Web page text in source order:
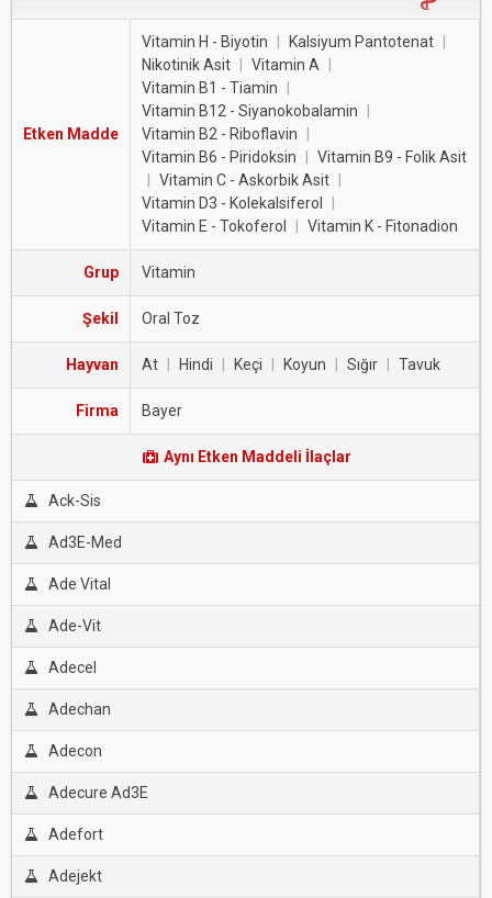
Etken Madde
Vitamin H - Biyotin Kalsiyum Pantotenat
Nikotinik Asit
Vitamin A
Vitamin B1 - Tiamin
Vitamin B12 - Siyanokobalamin
Vitamin B2 - Riboflavin
Vitamin B6 - Piridoksin
Vitamin B9 - Folik Asit
Vitamin C - Askorbik Asit
Vitamin D3 - Kolekalsiferol
Vitamin E - Tokoferol
Vitamin K - Fitonadion
Grup Vitamin
Şekil Oral Toz
Hayvan At Hindi Keçi Koyun Sığır Tavuk
Firma Bayer
Aynı Etken Maddeli İlaçlar
Ack-Sis
Ad3E-Med
Ade Vital
Ade-Vit
Adecel
Adechan
Adecon
Adecure Ad3E
Adefort
Adejekt